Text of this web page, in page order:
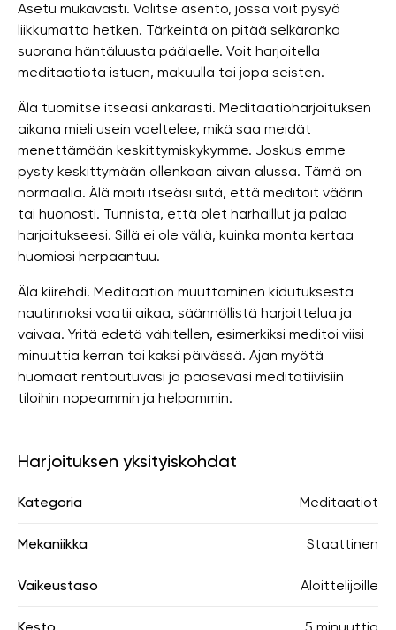
Asetu mukavasti. Valitse asento, jossa voit pysyä
liikkumatta hetken. Tärkeintä on pitää selkäranka
suorana häntäluusta päälaelle. Voit harjoitella
meditaatiota istuen, makuulla tai jopa seisten.
Älä tuomitse itseäsi ankarasti. Meditaatioharjoituksen
aikana mieli usein vaeltelee, mikä saa meidät
menettämään keskittymiskykymme. Joskus emme
pysty keskittymään ollenkaan aivan alussa. Tämä on
normaalia. Älä moiti itseäsi siitä, että meditoit väärin
tai huonosti. Tunnista, että olet harhaillut ja palaa
harjoitukseesi. Sillä ei ole väliä, kuinka monta kertaa
huomiosi herpaantuu.
Älä kiirehdi. Meditaation muuttaminen kidutuksesta
nautinnoksi vaatii aikaa, säännöllistä harjoittelua ja
vaivaa. Yritä edetä vähitellen, esimerkiksi meditoi viisi
minuuttia kerran tai kaksi päivässä. Ajan myötä
huomaat rentoutuvasi ja pääseväsi meditatiivisiin
tiloihin nopeammin ja helpommin.
Harjoituksen yksityiskohdat
Kategoria Meditaatiot
Mekaniikka Staattinen
Vaikeustaso Aloittelijoille